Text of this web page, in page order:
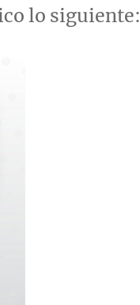
lo siguiente: